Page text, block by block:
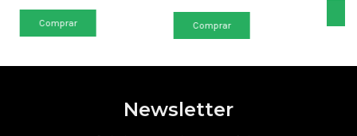
Newsletter